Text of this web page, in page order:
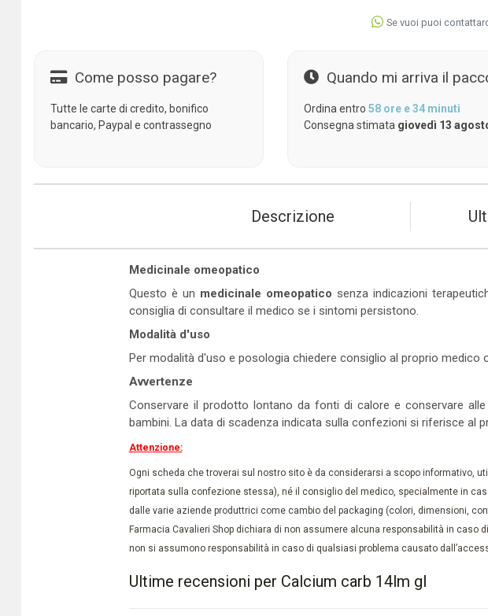
Se vuoi puoi
Come posso pagare?
Tutte le carte di credito, bonifico
bancario, Paypal e contrassegno
Quando mi arriva il
Ordina entro 58 ore e 34 minuti
Consegna stimata giovedì 13
Descrizione
Medicinale omeopatico
Questo è un medicinale omeopatico senza indicazioni
consiglia di consultare il medico se i sintomi persistono.
Modalità d'uso
Per modalità d'uso e posologia chiedere consiglio al proprio medico
Avvertenze
Conservare il prodotto lontano da fonti di calore e conservare
bambini. La data di scadenza indicata sulla confezioni si riferisce
Attenzione:
Ogni scheda che troverai sul nostro sito è da considerarsi a scopo informativo,
riportata sulla confezione stessa), né il consiglio del medico, specialmente in
dalle varie aziende produttrici come cambio del packaging (colori, dimensioni,
Farmacia Cavalieri Shop dichiara di non assumere alcuna responsabilità in
non si assumono responsabilità in caso di qualsiasi problema causato
Ultime recensioni per Calcium carb 14lm gl